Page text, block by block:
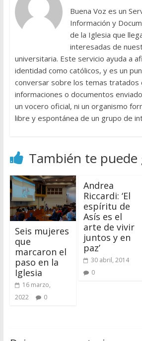
Buena Voz es un
Información y
de la Iglesia que
interesadas de
universitaria. Este servicio ayuda a
identidad como católicos, y es un
conversar sobre los temas tratados
informaciones o documentos
un vocero oficial, ni un organismo
libre y espontánea de un grupo de
También te
Seis mujeres
que
marcaron el
paso en la
Iglesia
16 marzo,
2022
0
Andrea
Riccardi: ‘El
espíritu de
Asís es el
arte de vivir
juntos y en
paz’
30 abril, 2014
0